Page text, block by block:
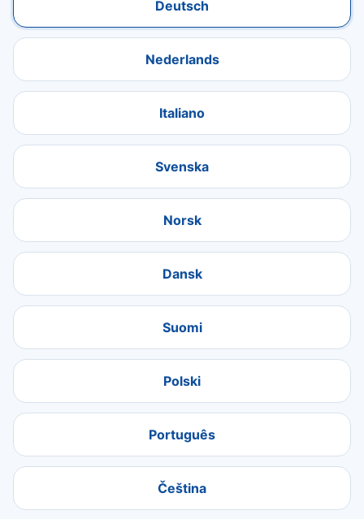
Deutsch
Nederlands
Italiano
Svenska
Norsk
Dansk
Suomi
Polski
Português
Čeština